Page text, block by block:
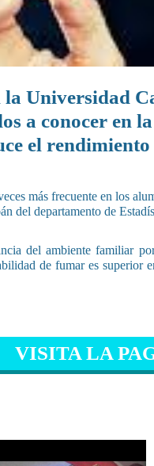
la Universidad
a conocer en
el rendimiento
más frecuente en los
del departamento de
del ambiente familiar
de fumar es
VISITA LA